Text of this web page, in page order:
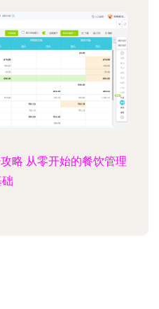
略 从零开始的餐饮管理